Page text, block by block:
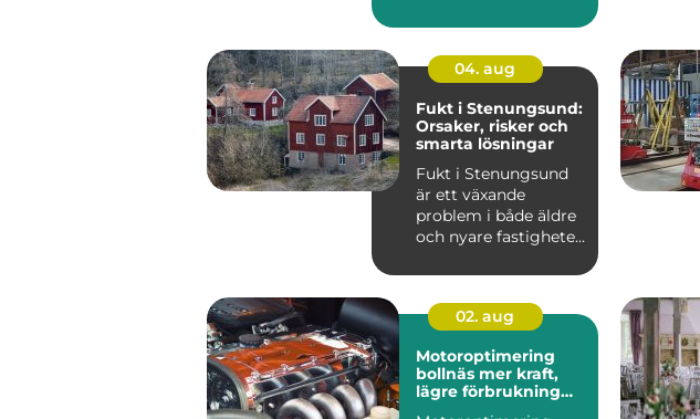
anvä...
04. aug
Fukt i Stenungsund:
Orsaker, risker och
smarta lösningar
Fukt i Stenungsund
är ett växande
problem i både äldre
och nyare fastigheter,
02. aug
Motoroptimering
bollnäs mer kraft,
lägre förbrukning